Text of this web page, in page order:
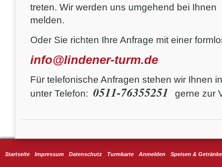
treten. Wir werden uns umgehend bei Ihnen
melden.
Oder Sie richten Ihre Anfrage mit einer
info@lindener-turm.de
Für telefonische Anfragen stehen wir Ihnen
unter Telefon: 0511-76355251 gerne zur
Startseite Impressum Datenschutz Turmkarte Anmelden Speisen & Getränke